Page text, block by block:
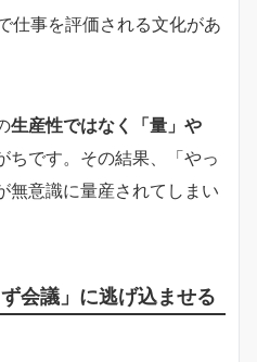
仕事を評価される文化があ
生産性ではなく「量」や
ちです。その結果、「やっ
無意識に量産されてしまい
会議」に逃げ込ませる